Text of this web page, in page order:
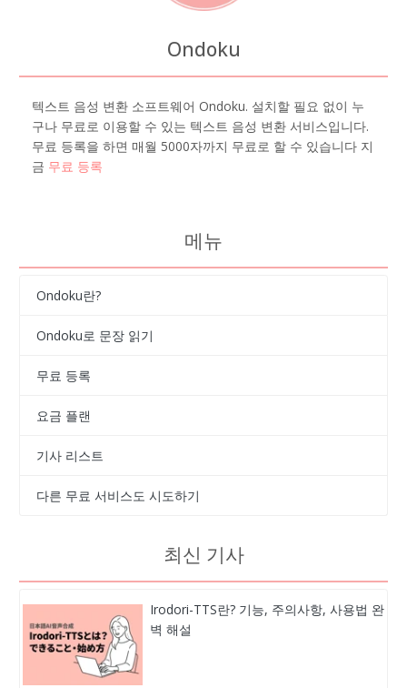
Ondoku
텍스트 음성 변환 소프트웨어 Ondoku. 설치할 필요 없이 누
구나 무료로 이용할 수 있는 텍스트 음성 변환 서비스입니다.
무료 등록을 하면 매월 5000자까지 무료로 할 수 있습니다 지
금 무료 등록
메뉴
Ondoku란?
Ondoku로 문장 읽기
무료 등록
요금 플랜
기사 리스트
다른 무료 서비스도 시도하기
최신 기사
Irodori-TTS란? 기능, 주의사항, 사용법 완
벽 해설